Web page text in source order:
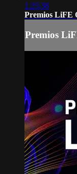
1:25:38
Premios LiFE
Premios